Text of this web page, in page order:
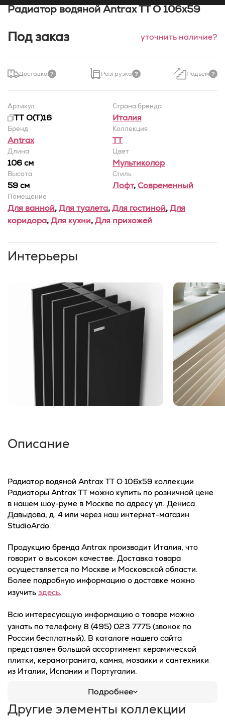
Радиатор водяной Antrax TT O 106x59
Под заказ уточнить наличие?
Доставка Разгрузка Подъем
Артикул
TT O(T)16
Страна бренда
Италия
Бренд
Antrax
Коллекция
TT
Длина
106 см
Цвет
Мультиколор
Высота
59 см
Стиль
Лофт,Современный
Помещение
Для ванной,Для туалета,Для гостиной,Для
коридора,Для кухни,Для прихожей
Интерьеры
Описание
Радиатор водяной Antrax TT O 106x59 коллекции
Радиаторы Antrax TT можно купить по розничной цене
в нашем шоу-руме в Москве по адресу ул. Дениса
Давыдова, д. 4 или через наш интернет-магазин
StudioArdo.
Продукцию бренда Antrax производит Италия, что
говорит о высоком качестве. Доставка товара
осуществляется по Москве и Московской области.
Более подробную информацию о доставке можно
изучить здесь.
Всю интересующую информацию о товаре можно
узнать по телефону 8 (495) 023 7775 (звонок по
России бесплатный). В каталоге нашего сайта
представлен большой ассортимент керамической
плитки, керамогранита, камня, мозаики и сантехники
из Италии, Испании и Португалии.
Подробнее
Другие элементы коллекции